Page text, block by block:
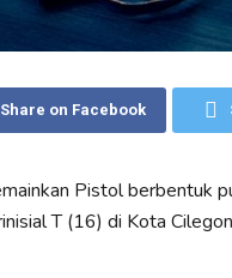
Share on Facebook
Pistol berbentuk
T (16) di Kota